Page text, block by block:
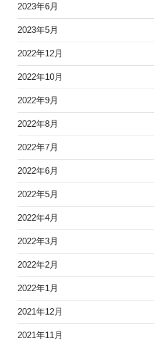
2023年6月
2023年5月
2022年12月
2022年10月
2022年9月
2022年8月
2022年7月
2022年6月
2022年5月
2022年4月
2022年3月
2022年2月
2022年1月
2021年12月
2021年11月